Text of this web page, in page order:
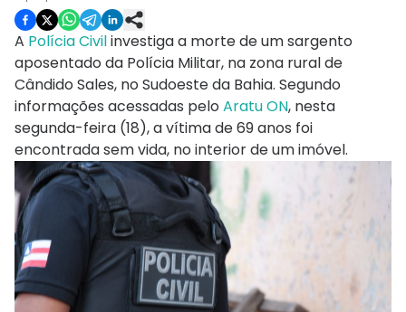
A Polícia Civilinvestiga a morte de um sargento
aposentado da Polícia Militar, na zona rural de
Cândido Sales, no Sudoeste da Bahia. Segundo
informações acessadas pelo Aratu ON, nesta
segunda-feira (18), a vítima de 69 anos foi
encontrada sem vida, no interior de um imóvel.